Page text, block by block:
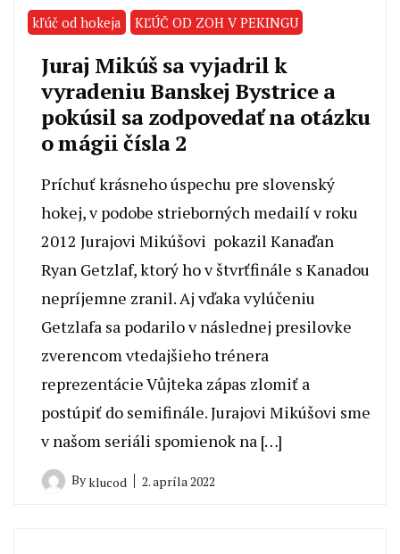
kľúč od hokeja KĽÚČ OD ZOH V PEKINGU
Juraj Mikúš sa vyjadril k
vyradeniu Banskej Bystrice a
pokúsil sa zodpovedať na otázku
o mágii čísla 2
Príchuť krásneho úspechu pre slovenský
hokej, v podobe strieborných medailí v roku
2012 Jurajovi Mikúšovi pokazil Kanaďan
Ryan Getzlaf, ktorý ho v štvrťfinále s Kanadou
nepríjemne zranil. Aj vďaka vylúčeniu
Getzlafa sa podarilo v následnej presilovke
zverencom vtedajšieho trénera
reprezentácie Vůjteka zápas zlomiť a
postúpiť do semifinále. Jurajovi Mikúšovi sme
v našom seriáli spomienok na […]
Byklucod 2. apríla 2022